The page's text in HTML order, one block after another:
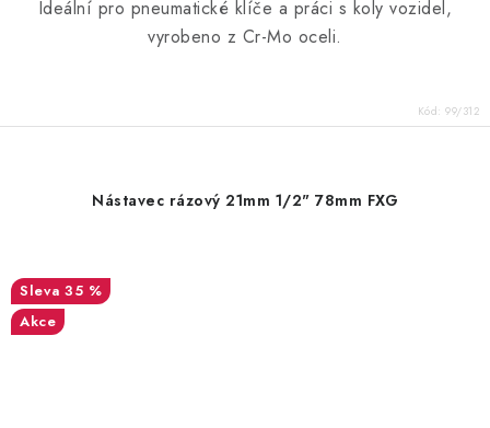
Ideální pro pneumatické klíče a práci s koly vozidel,
vyrobeno z Cr-Mo oceli.
Kód: 99/312
Nástavec rázový 21mm 1/2" 78mm FXG
35 %
Akce